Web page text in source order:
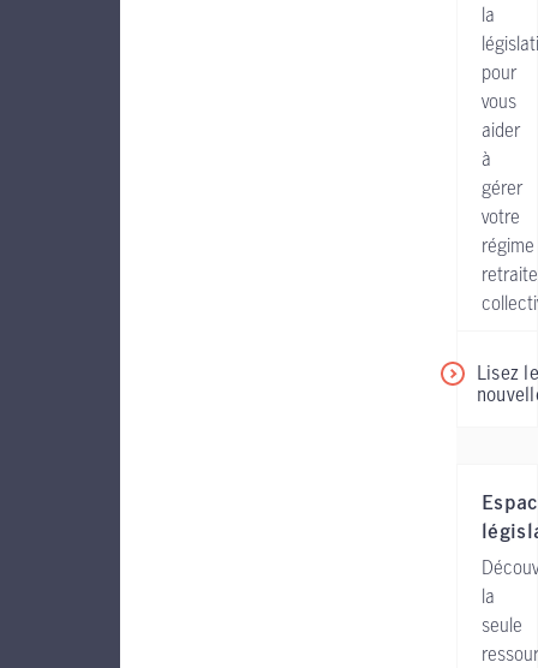
la
pour
vous
aider
à
gérer
votre
régime
retraite
Lisez
la
seule